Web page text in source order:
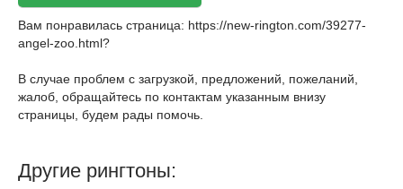
Вам понравилась страница: https://new-rington.com/39277-
angel-zoo.html?
В случае проблем с загрузкой, предложений, пожеланий,
жалоб, обращайтесь по контактам указанным внизу
страницы, будем рады помочь.
Другие рингтоны: